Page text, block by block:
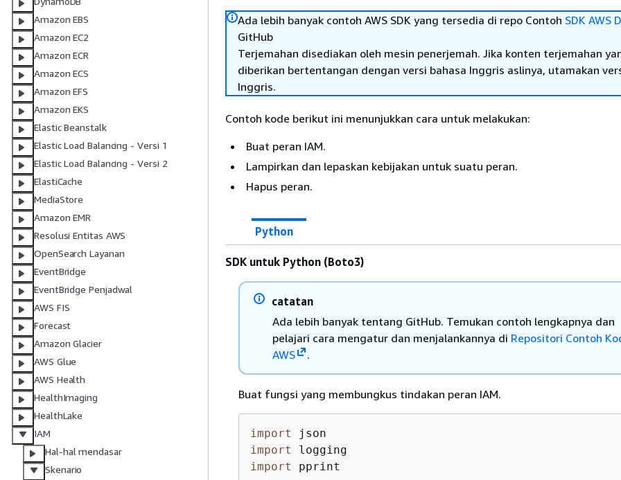
Amazon EBS
Amazon EC2
Amazon ECR
Amazon ECS
Amazon EFS
Amazon EKS
Elastic Beanstalk
Elastic Load Balancing - Versi 1
Elastic Load Balancing - Versi 2
ElastiCache
MediaStore
Amazon EMR
Resolusi Entitas AWS
OpenSearch Layanan
EventBridge
EventBridge Penjadwal
AWS FIS
Forecast
Amazon Glacier
AWS Glue
AWS Health
HealthImaging
HealthLake
IAM
Hal-hal mendasar
Skenario
Ada lebih banyak contoh AWS SDK yang tersedia di repo Contoh SDK AWS
GitHub
Terjemahan disediakan oleh mesin penerjemah. Jika konten terjemahan
diberikan bertentangan dengan versi bahasa Inggris aslinya, utamakan
Inggris.
Contoh kode berikut ini menunjukkan cara untuk melakukan:
Buat peran IAM.
Lampirkan dan lepaskan kebijakan untuk suatu peran.
Hapus peran.
Python
SDK untuk Python (Boto3)
catatan
Ada lebih banyak tentang GitHub. Temukan contoh lengkapnya dan
pelajari cara mengatur dan menjalankannya di Repositori Contoh
AWS
.
Buat fungsi yang membungkus tindakan peran IAM.
import
import
import pprint